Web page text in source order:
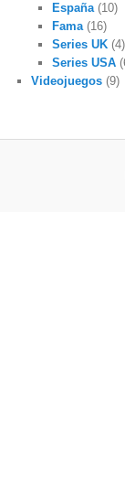
España(10)
Fama(16)
Series UK(4)
Series USA
Videojuegos (9)